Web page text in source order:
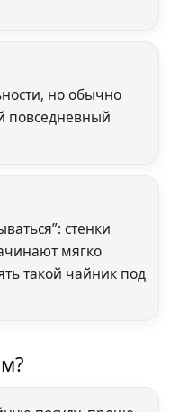
но обычно
повседневный
стенки
мягко
такой чайник под